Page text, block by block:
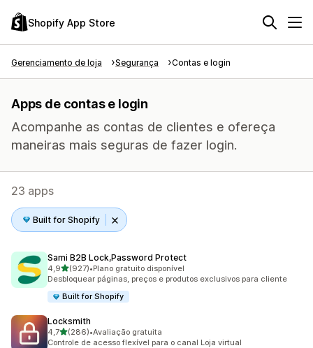
Shopify App Store
Gerenciamento de loja Segurança Contas e login
Apps de contas e login
Acompanhe as contas de clientes e ofereça
maneiras mais seguras de fazer login.
23 apps
Built for Shopify
Sami B2B Lock,Password Protect
4,9de 5 estrelas
(927)
927 avaliações ao todo
•Plano gratuito disponível
Desbloquear páginas, preços e produtos exclusivos para cliente
Built for Shopify
Locksmith
4,7de 5 estrelas
(286)
286 avaliações ao todo
•Avaliação gratuita
Controle de acesso flexível para o canal Loja virtual